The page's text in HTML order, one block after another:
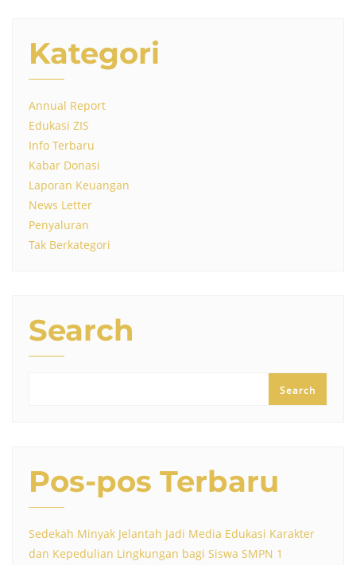
Kategori
Annual Report
Edukasi ZIS
Info Terbaru
Kabar Donasi
Laporan Keuangan
News Letter
Penyaluran
Tak Berkategori
Search
Search
Pos-pos Terbaru
Sedekah Minyak Jelantah Jadi Media Edukasi Karakter
dan Kepedulian Lingkungan bagi Siswa SMPN 1